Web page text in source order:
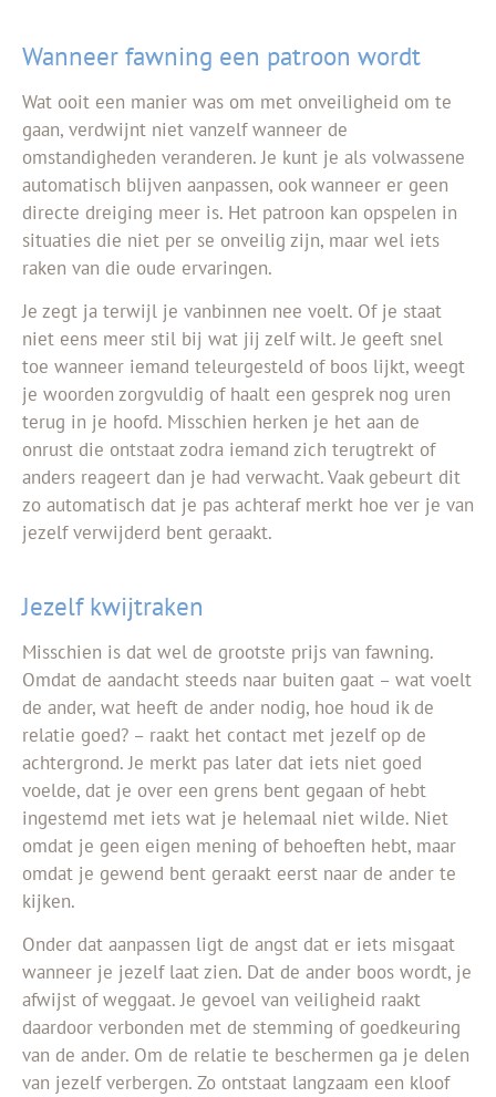
Wanneer fawning een patroon wordt
Wat ooit een manier was om met onveiligheid om te
gaan, verdwijnt niet vanzelf wanneer de
omstandigheden veranderen. Je kunt je als volwassene
automatisch blijven aanpassen, ook wanneer er geen
directe dreiging meer is. Het patroon kan opspelen in
situaties die niet per se onveilig zijn, maar wel iets
raken van die oude ervaringen.
Je zegt ja terwijl je vanbinnen nee voelt. Of je staat
niet eens meer stil bij wat jij zelf wilt. Je geeft snel
toe wanneer iemand teleurgesteld of boos lijkt, weegt
je woorden zorgvuldig of haalt een gesprek nog uren
terug in je hoofd. Misschien herken je het aan de
onrust die ontstaat zodra iemand zich terugtrekt of
anders reageert dan je had verwacht. Vaak gebeurt dit
zo automatisch dat je pas achteraf merkt hoe ver je van
jezelf verwijderd bent geraakt.
Jezelf kwijtraken
Misschien is dat wel de grootste prijs van fawning.
Omdat de aandacht steeds naar buiten gaat – wat voelt
de ander, wat heeft de ander nodig, hoe houd ik de
relatie goed? – raakt het contact met jezelf op de
achtergrond. Je merkt pas later dat iets niet goed
voelde, dat je over een grens bent gegaan of hebt
ingestemd met iets wat je helemaal niet wilde. Niet
omdat je geen eigen mening of behoeften hebt, maar
omdat je gewend bent geraakt eerst naar de ander te
kijken.
Onder dat aanpassen ligt de angst dat er iets misgaat
wanneer je jezelf laat zien. Dat de ander boos wordt, je
afwijst of weggaat. Je gevoel van veiligheid raakt
daardoor verbonden met de stemming of goedkeuring
van de ander. Om de relatie te beschermen ga je delen
van jezelf verbergen. Zo ontstaat langzaam een kloof